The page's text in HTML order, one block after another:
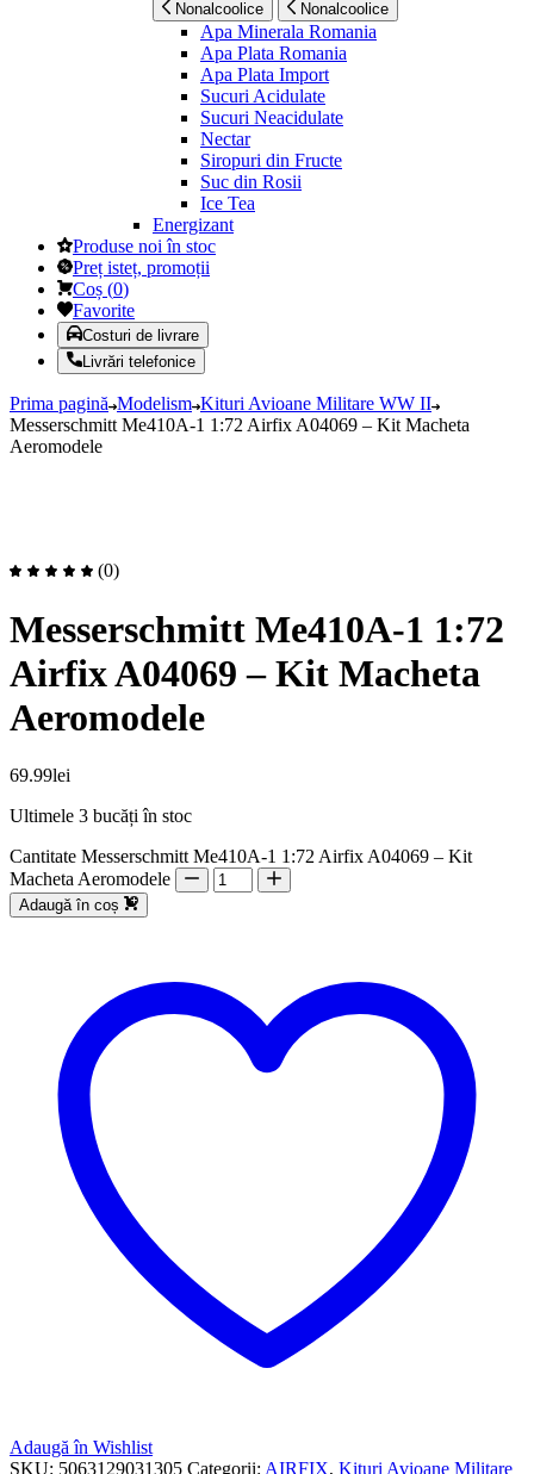
Nonalcoolice Nonalcoolice
Apa Minerala Romania
Apa Plata Romania
Apa Plata Import
Sucuri Acidulate
Sucuri Neacidulate
Nectar
Siropuri din Fructe
Suc din Rosii
Ice Tea
Energizant
Produse noi în stoc
Preț isteț, promoții
Coș (0)
Favorite
Costuri de livrare
Livrări telefonice
Prima pagină Modelism Kituri Avioane Militare WW II
Messerschmitt Me410A-1 1:72 Airfix A04069 – Kit Macheta
Aeromodele
(0)
Messerschmitt Me410A-1 1:72
Airfix A04069 – Kit Macheta
Aeromodele
69.99lei
Ultimele 3 bucăți în stoc
Cantitate Messerschmitt Me410A-1 1:72 Airfix A04069 – Kit
Macheta Aeromodele
Adaugă în coș
Adaugă în Wishlist
SKU: 5063129031305 Categorii: AIRFIX, Kituri Avioane Militare